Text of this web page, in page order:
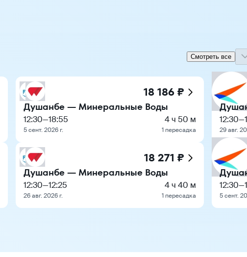
Смотреть все
18 186 ₽
Душанбе — Минеральные Воды
12:30—18:55
5 сент. 2026 г.
4 ч 50 м
1 пересадка
18 271 ₽
Душанбе — Минеральные Воды
12:30—12:25
26 авг. 2026 г.
4 ч 40 м
1 пересадка
12:30—
29 авг.
12:30—
5 сент.